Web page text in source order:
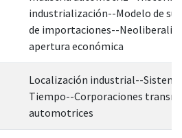
industrialización--Modelo de
de importaciones--
apertura económica
Localización industrial--
Tiempo--Corporaciones
automotrices